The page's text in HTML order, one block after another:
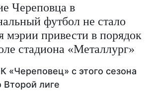
Череповца в
футбол не стало
мэрии привести в порядок
стадиона «Металлург»
«Череповец» с этого сезона
Второй лиге